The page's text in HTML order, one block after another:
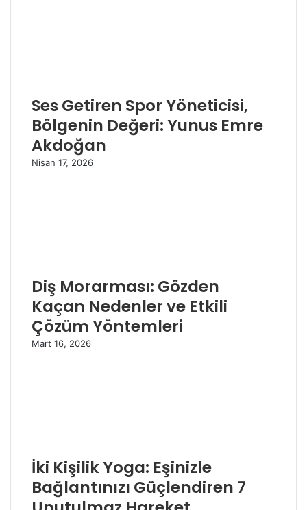
Ses Getiren Spor Yöneticisi,
Bölgenin Değeri: Yunus Emre
Akdoğan
Nisan 17, 2026
Diş Morarması: Gözden
Kaçan Nedenler ve Etkili
Çözüm Yöntemleri
Mart 16, 2026
İki Kişilik Yoga: Eşinizle
Bağlantınızı Güçlendiren 7